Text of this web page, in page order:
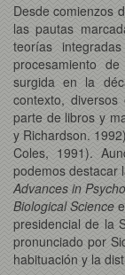
Desde comienzos
las pautas
teorías
procesamiento
surgida en la
contexto,
parte de libros y
y Richardson.
Coles, 1991).
podemos destacar
Advances in
Biological Science
presidencial de la
pronunciado por
habituación y la